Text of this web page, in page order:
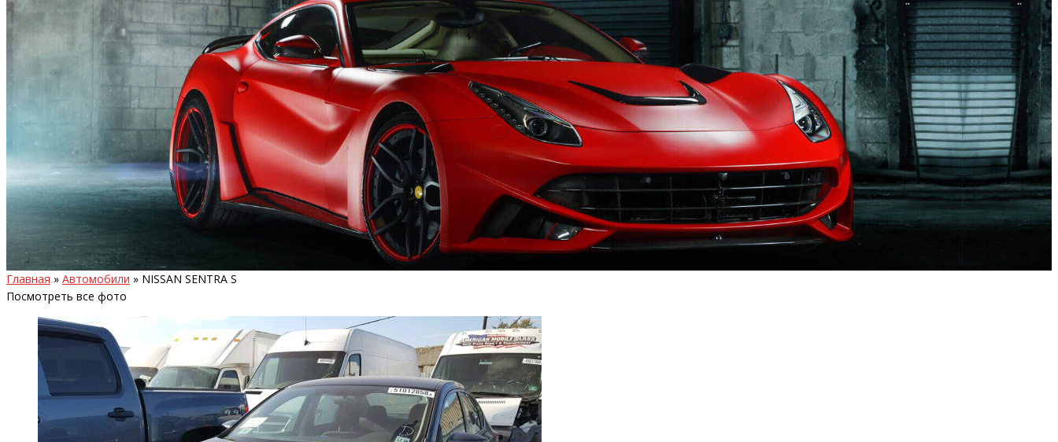
Главная » Автомобили » NISSAN SENTRA S
Посмотреть все фото